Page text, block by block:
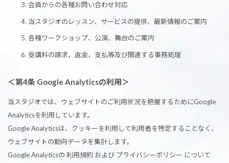
会員からの各種お問い合わせ対応
当スタジオのレッスン、サービスの提供、最新情報のご案内
各種ワークショップ、公演、舞台のご案内
受講料の請求，返金，支払等及び関連する事務処理
＜第4条 Google Analyticsの利用＞
当スタジオでは、ウェブサイトのご利用状況を把握するためにGoogle
Analyticsを利用しています。
Google Analyticsは、クッキーを利用して利用者を特定することなく、
ウェブサイトの動向データを集計します。
Google Analyticsの 利用規約 および プライバシーポリシー について